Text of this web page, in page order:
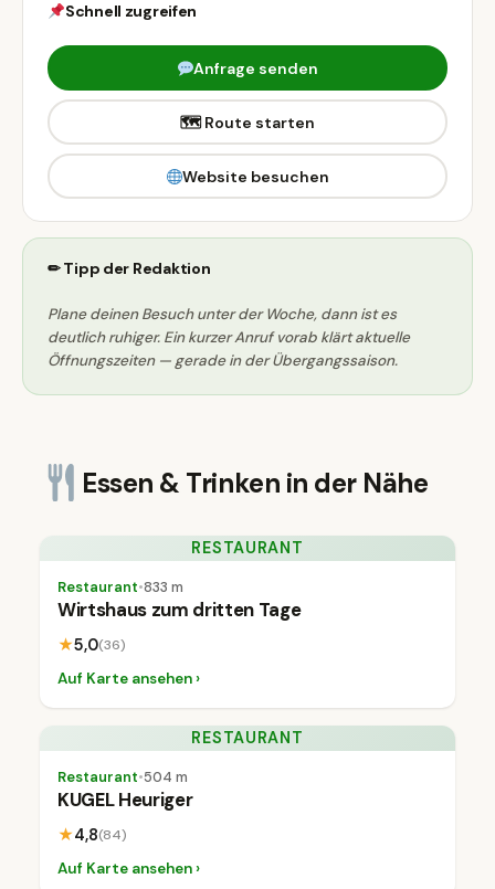
Schnell zugreifen
Anfrage senden
🗺 Route starten
Website besuchen
✏ Tipp der Redaktion
Plane deinen Besuch unter der Woche, dann ist es
deutlich ruhiger. Ein kurzer Anruf vorab klärt aktuelle
Öffnungszeiten — gerade in der Übergangssaison.
Essen & Trinken in der Nähe
RESTAURANT
Restaurant•833 m
Wirtshaus zum dritten Tage
★5,0(36)
Auf Karte ansehen ›
RESTAURANT
Restaurant•504 m
KUGEL Heuriger
★4,8(84)
Auf Karte ansehen ›